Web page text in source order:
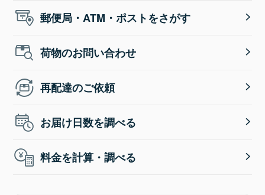
郵便局・ATM・ポストをさがす
荷物のお問い合わせ
再配達のご依頼
お届け日数を調べる
料金を計算・調べる